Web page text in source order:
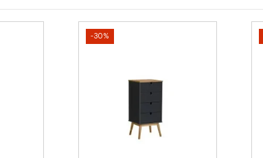
-30%